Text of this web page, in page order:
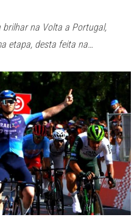
brilhar na Volta a Portugal,
etapa, desta feita na…